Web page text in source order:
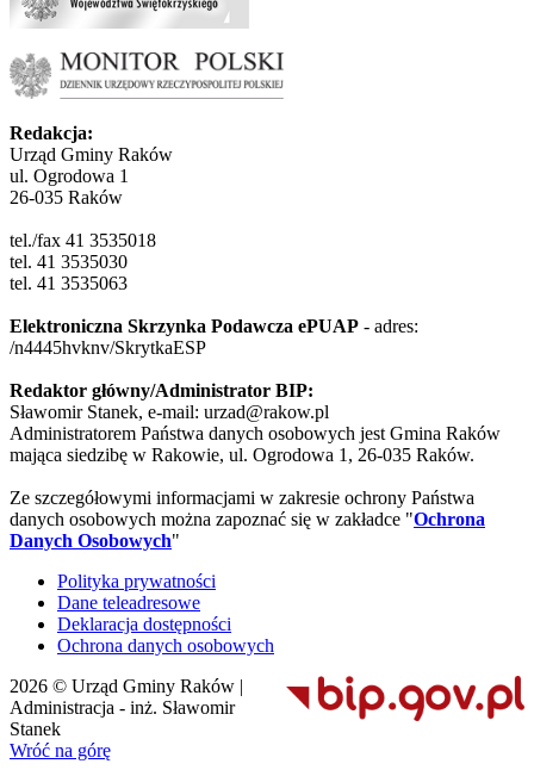
Redakcja:
Urząd Gminy Raków
ul. Ogrodowa 1
26-035 Raków
tel./fax 41 3535018
tel. 41 3535030
tel. 41 3535063
Elektroniczna Skrzynka Podawcza ePUAP - adres:
/n4445hvknv/SkrytkaESP
Redaktor główny/Administrator BIP:
Sławomir Stanek, e-mail: urzad@rakow.pl
Administratorem Państwa danych osobowych jest Gmina Raków
mająca siedzibę w Rakowie, ul. Ogrodowa 1, 26-035 Raków.
Ze szczegółowymi informacjami w zakresie ochrony Państwa
danych osobowych można zapoznać się w zakładce "Ochrona
Danych Osobowych"
Polityka prywatności
Dane teleadresowe
Deklaracja dostępności
Ochrona danych osobowych
2026 © Urząd Gminy Raków |
Administracja - inż. Sławomir
Stanek
Wróć na górę